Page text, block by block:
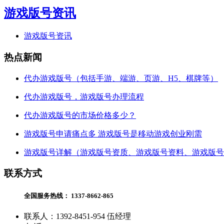
游戏版号资讯
游戏版号资讯
热点新闻
代办游戏版号（包括手游、端游、页游、H5、棋牌等）
代办游戏版号，游戏版号办理流程
代办游戏版号的市场价格多少？
游戏版号申请痛点多 游戏版号是移动游戏创业刚需
游戏版号详解（游戏版号资质、游戏版号资料、游戏版
联系方式
全国服务热线： 1337-8662-865
联系人：1392-8451-954 伍经理